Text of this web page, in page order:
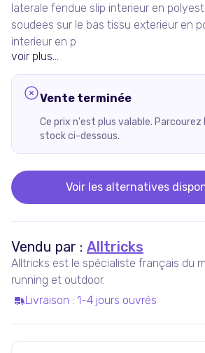
laterale fendue slip interieur en
soudees sur le bas tissu exterieur en
interieur en p
voir plus...
Vente terminée
Ce prix n'est plus valable.
stock ci-dessous.
Voir les alternatives
Vendu par : Alltricks
Alltricks est le spécialiste français du
running et outdoor.
Livraison : 1-4 jours ouvrés